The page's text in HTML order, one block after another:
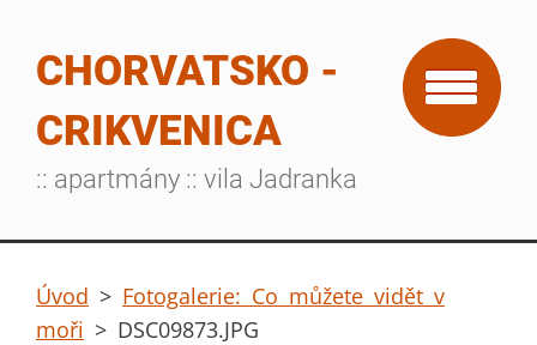
CHORVATSKO -
CRIKVENICA
:: apartmány :: vila Jadranka
Úvod > Fotogalerie: Co můžete vidět v
moři > DSC09873.JPG